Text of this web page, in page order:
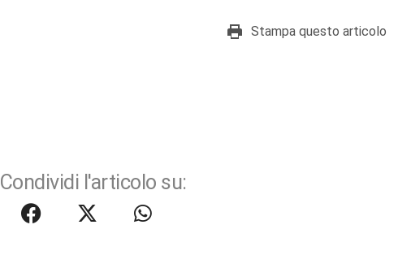
Stampa questo articolo
Condividi l'articolo su: